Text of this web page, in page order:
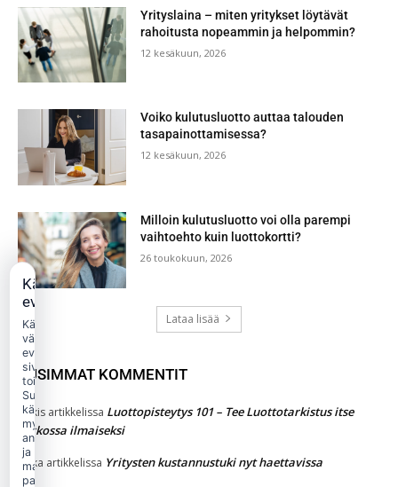
Yrityslaina – miten yritykset löytävät
rahoitusta nopeammin ja helpommin?
12 kesäkuun, 2026
Voiko kulutusluotto auttaa talouden
tasapainottamisessa?
12 kesäkuun, 2026
Milloin kulutusluotto voi olla parempi
vaihtoehto kuin luottokortti?
26 toukokuun, 2026
Lataa lisää
UUSIMMAT KOMMENTIT
Jukkis artikkelissa Luottopisteytys 101 – Tee Luottotarkistus itse
verkossa ilmaiseksi
jaska artikkelissa Yritysten kustannustuki nyt haettavissa
Käytämme
evästeitä
Käytämme
välttämättömiä
evästeitä
sivuston
toimintaan.
Suostumuksellasi
käytämme
myös
analytiikka-
ja
markkinointievästeitä
palvelun